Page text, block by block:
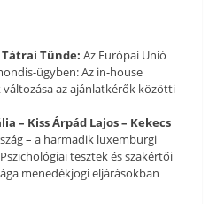
Tünde: Az Európai Unió
ügyben: Az in-house
változása az ajánlatkérők közötti
– Kiss Árpád Lajos – Kekecs
– a harmadik luxemburgi
tesztek és szakértői
menedékjogi eljárásokban